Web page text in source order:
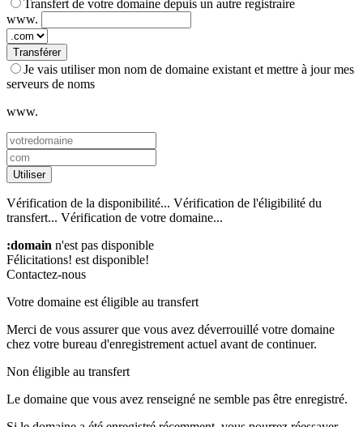
Transfert de votre domaine depuis un autre registraire
www.
Transférer
Je vais utiliser mon nom de domaine existant et mettre à jour mes
serveurs de noms
www.
Utiliser
Vérification de la disponibilité... Vérification de l'éligibilité du
transfert... Vérification de votre domaine...
:domain n'est pas disponible
Félicitations! est disponible!
Contactez-nous
Votre domaine est éligible au transfert
Merci de vous assurer que vous avez déverrouillé votre domaine
chez votre bureau d'enregistrement actuel avant de continuer.
Non éligible au transfert
Le domaine que vous avez renseigné ne semble pas être enregistré.